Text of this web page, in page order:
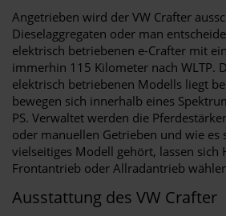
Angetrieben wird der VW Crafter
Dieselaggregaten oder man
elektrisch betriebenen e-Crafter mit
immerhin 115 Kilometer nach WLTP.
elektrisch betriebenen Modells liegt
bewegen sich innerhalb eines
PS. Verwaltet werden die
oder manuellen Getrieben und wie es
vielseitiges Modell gehört, lassen sich
Frontantrieb oder Allradantrieb
Ausstattung des VW Crafter